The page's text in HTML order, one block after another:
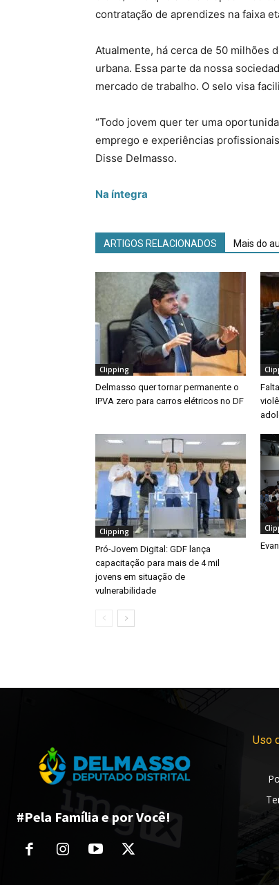
contratação de aprendizes na faixa
Atualmente, há cerca de 50 milhões
urbana. Essa parte da nossa
mercado de trabalho. O selo visa
“Todo jovem quer ter uma
emprego e experiências
Disse Delmasso.
Na íntegra
ARTIGOS RELACIONADOS Mais do
Clipping
Delmasso quer tornar permanente o
IPVA zero para carros elétricos no DF
Clipping
Pró-Jovem Digital: GDF lança
capacitação para mais de 4 mil
jovens em situação de
vulnerabilidade
#Pela Família e por Você!
Uso